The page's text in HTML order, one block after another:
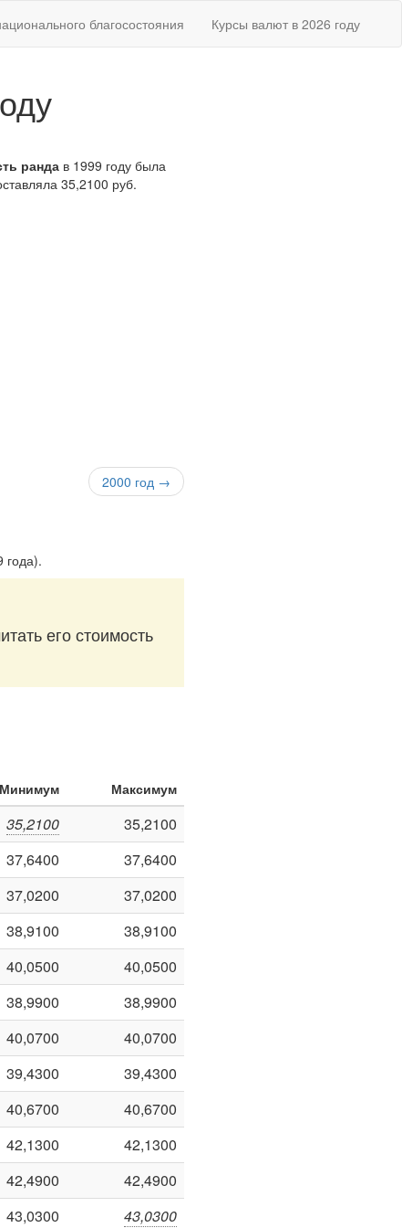
благосостояния Курсы валют в 2026 году
ранда в 1999 году была
35,2100 руб.
2000 год →
года).
его стоимость
Минимум Максимум
35,2100
35,2100
37,6400
37,6400
37,0200
37,0200
38,9100
38,9100
40,0500
40,0500
38,9900
38,9900
40,0700
40,0700
39,4300
39,4300
40,6700
40,6700
42,1300
42,1300
42,4900
42,4900
43,0300 43,0300